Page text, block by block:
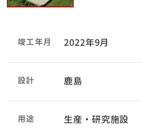
竣工年月 2022年9月
設計 鹿島
用途 生産・研究施設